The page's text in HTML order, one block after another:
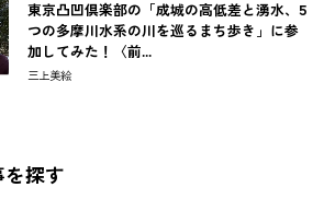
東京凸凹倶楽部の「成城の高低差と湧水、5
つの多摩川水系の川を巡るまち歩き」に参
加してみた！〈前...
三上美絵
探す